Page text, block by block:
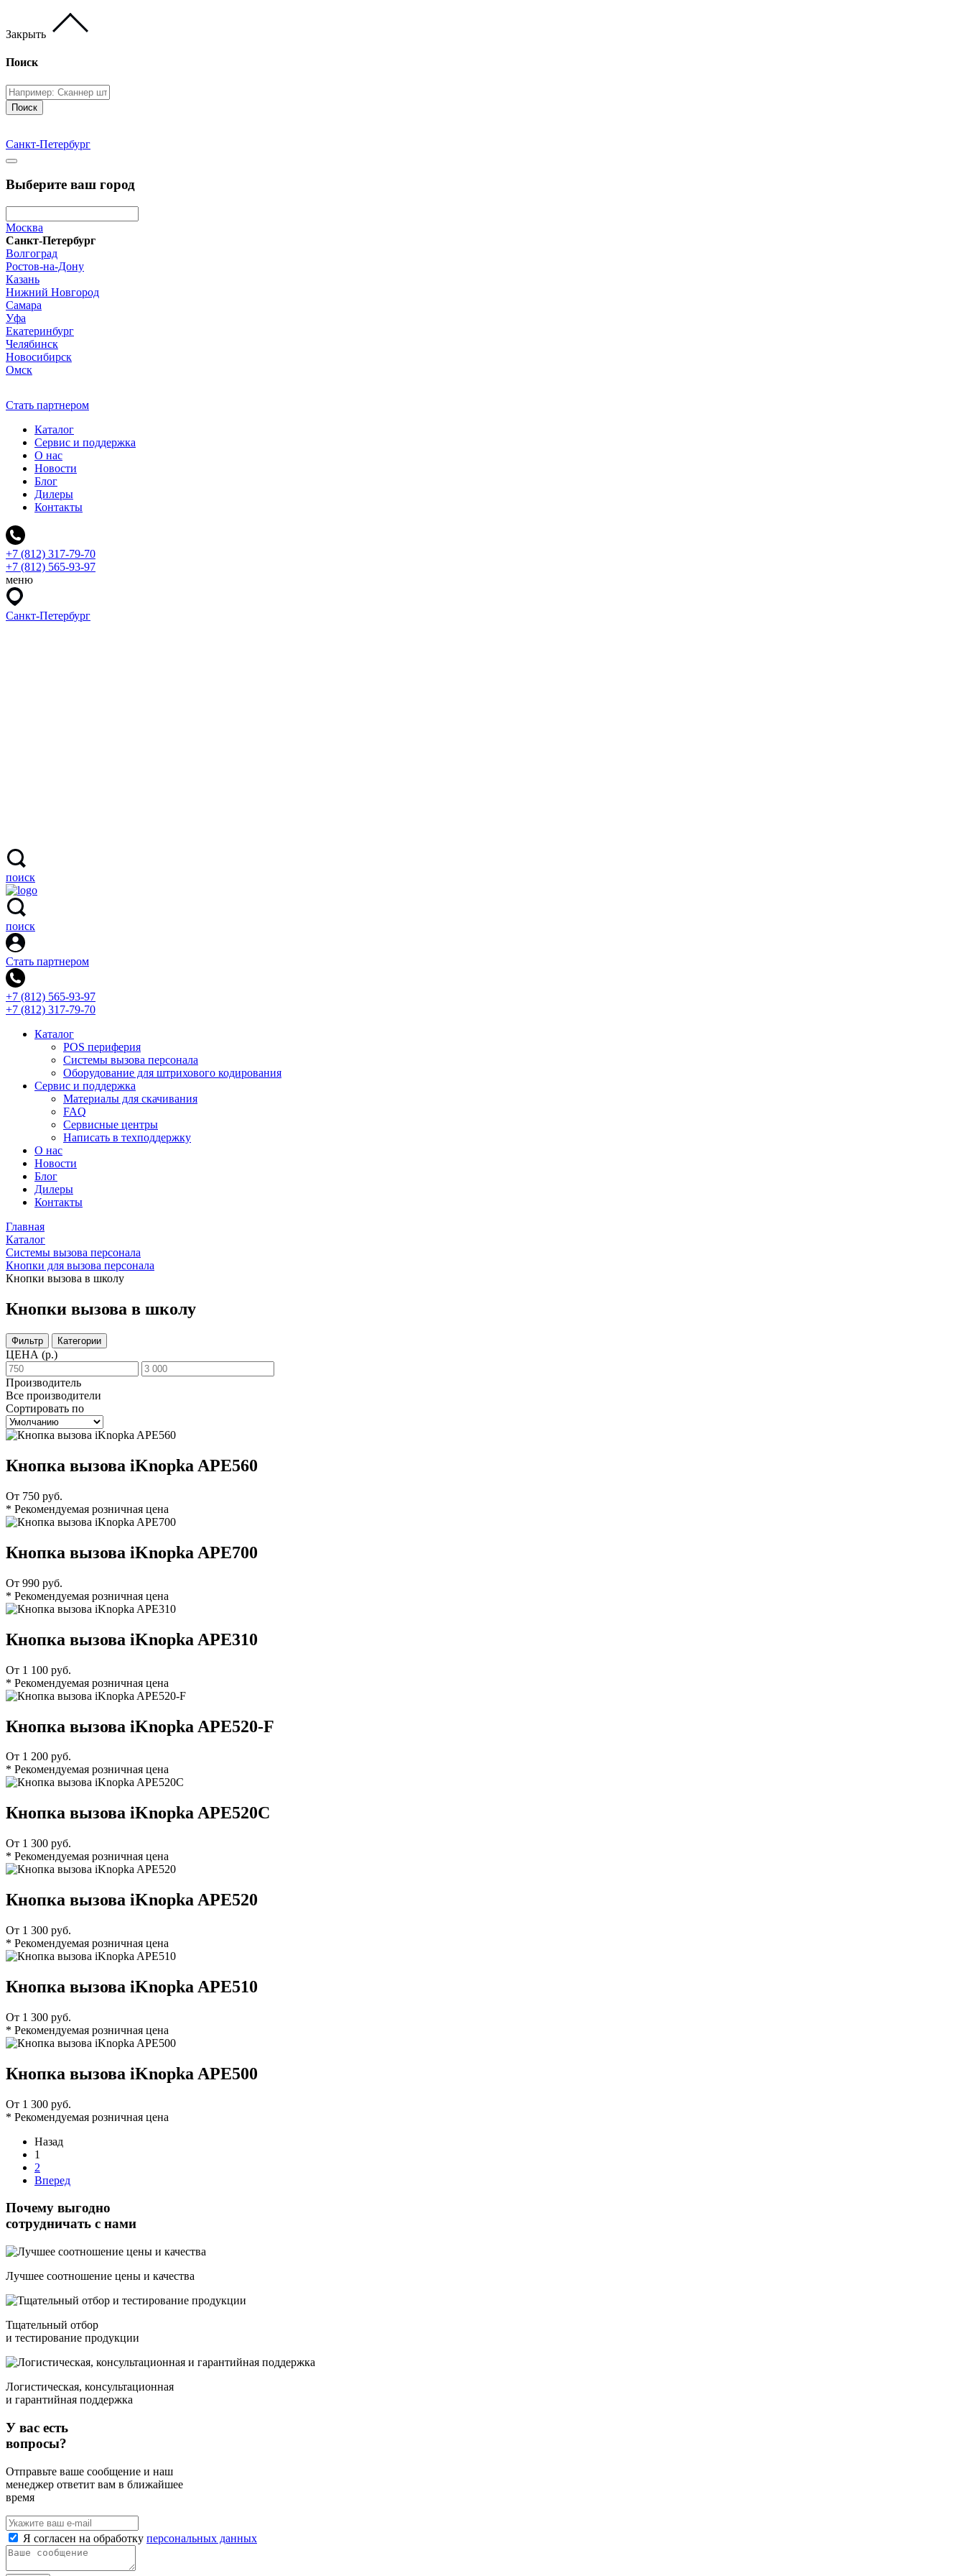
Закрыть
Поиск
Поиск
Санкт-Петербург
Выберите ваш город
Москва
Санкт-Петербург
Волгоград
Ростов-на-Дону
Казань
Нижний Новгород
Самара
Уфа
Екатеринбург
Челябинск
Новосибирск
Омск
Стать партнером
Каталог
Сервис и поддержка
О нас
Новости
Блог
Дилеры
Контакты
+7 (812) 317-79-70
+7 (812) 565-93-97
меню
Санкт-Петербург
поиск
поиск
Стать партнером
+7 (812) 565-93-97
+7 (812) 317-79-70
Каталог
POS периферия
Системы вызова персонала
Оборудование для штрихового кодирования
Сервис и поддержка
Материалы для скачивания
FAQ
Сервисные центры
Написать в техподдержку
О нас
Новости
Блог
Дилеры
Контакты
Главная
Каталог
Системы вызова персонала
Кнопки для вызова персонала
Кнопки вызова в школу
Кнопки вызова в школу
Фильтр Категории
ЦЕНА (р.)
Производитель
Все производители
Сортировать по
Кнопка вызова iKnopka APE560
От 750 руб.
* Рекомендуемая розничная цена
Кнопка вызова iKnopka APE700
От 990 руб.
* Рекомендуемая розничная цена
Кнопка вызова iKnopka APE310
От 1 100 руб.
* Рекомендуемая розничная цена
Кнопка вызова iKnopka APE520-F
От 1 200 руб.
* Рекомендуемая розничная цена
Кнопка вызова iKnopka APE520C
От 1 300 руб.
* Рекомендуемая розничная цена
Кнопка вызова iKnopka APE520
От 1 300 руб.
* Рекомендуемая розничная цена
Кнопка вызова iKnopka APE510
От 1 300 руб.
* Рекомендуемая розничная цена
Кнопка вызова iKnopka APE500
От 1 300 руб.
* Рекомендуемая розничная цена
Назад
1
2
Вперед
Почему выгодно
сотрудничать с нами
Лучшее соотношение цены и качества
Тщательный отбор
и тестирование продукции
Логистическая, консультационная
и гарантийная поддержка
У вас есть
вопросы?
Отправьте ваше сообщение и наш
менеджер ответит вам в ближайшее
время
Я согласен на обработку персональных данных